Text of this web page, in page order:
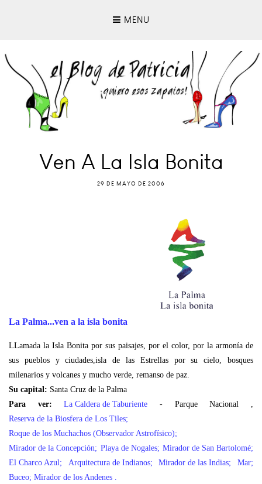
MENU
Ven A La Isla Bonita
29 DE MAYO DE 2006
La Palma...ven a la isla bonita
LLamada la Isla Bonita por sus paisajes, por el color, por la armonía de
sus pueblos y ciudades,isla de las Estrellas por su cielo, bosques
milenarios y volcanes y mucho verde, remanso de paz.
Su capital: Santa Cruz de la Palma
Para ver:
La Caldera de Taburiente - Parque Nacional ,
Reserva de la Biosfera de Los Tiles;
Roque de los Muchachos (Observador Astrofísico);
Mirador de la Concepción; Playa de Nogales; Mirador de San Bartolomé;
El Charco Azul ; Arquitectura de Indianos;Mirador de las Indias;Mar;
Buceo; Mirador de los Andenes